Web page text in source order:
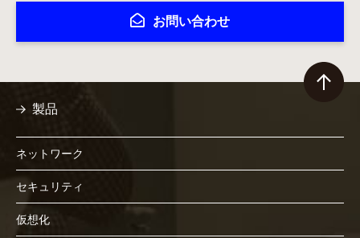
お問い合わせ
製品
ネットワーク
セキュリティ
仮想化